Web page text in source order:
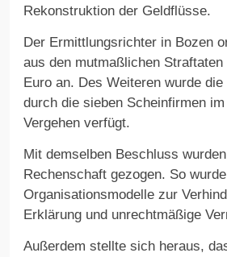
Rekonstruktion der Geldflüsse.
Der Ermittlungsrichter in Bozen
aus den mutmaßlichen
Euro an. Des Weiteren wurde
durch die sieben Scheinfirmen
Vergehen verfügt.
Mit demselben Beschluss
Rechenschaft gezogen. So
Organisationsmodelle zur
Erklärung und unrechtmäßige
Außerdem stellte sich heraus,